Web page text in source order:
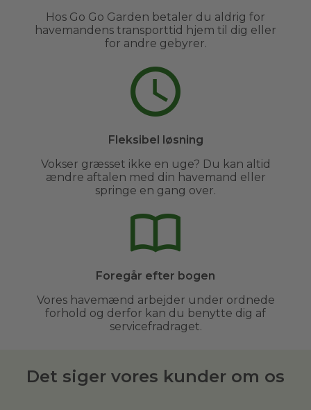
Hos Go Go Garden betaler du aldrig for
havemandens transporttid hjem til dig eller
for andre gebyrer.
Fleksibel løsning
Vokser græsset ikke en uge? Du kan altid
ændre aftalen med din havemand eller
springe en gang over.
Foregår efter bogen
Vores havemænd arbejder under ordnede
forhold og derfor kan du benytte dig af
servicefradraget.
Det siger vores kunder om os